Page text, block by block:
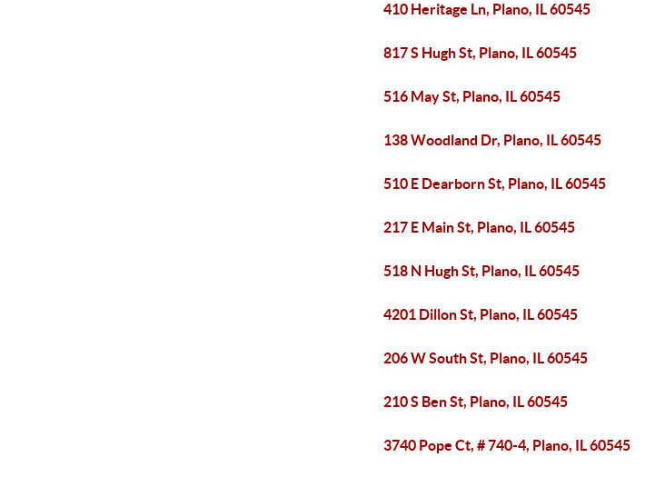
410 Heritage Ln, Plano, IL 60545
817 S Hugh St, Plano, IL 60545
516 May St, Plano, IL 60545
138 Woodland Dr, Plano, IL 60545
510 E Dearborn St, Plano, IL 60545
217 E Main St, Plano, IL 60545
518 N Hugh St, Plano, IL 60545
4201 Dillon St, Plano, IL 60545
206 W South St, Plano, IL 60545
210 S Ben St, Plano, IL 60545
3740 Pope Ct, # 740-4, Plano, IL 60545